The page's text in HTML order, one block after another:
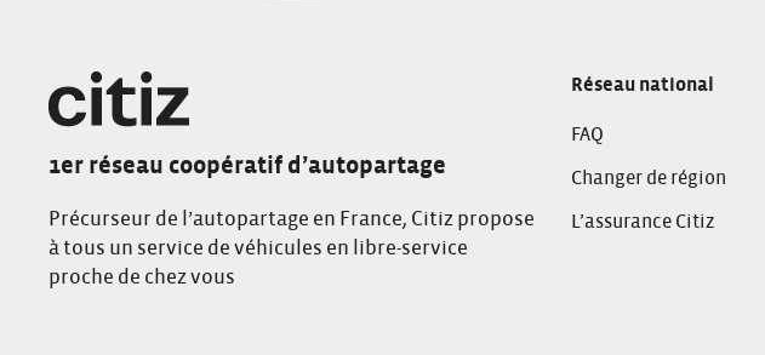
1er réseau coopératif d’autopartage
Précurseur de l’autopartage en France, Citiz propose
à tous un service de véhicules en libre-service
proche de chez vous
Réseau national
FAQ
Changer de région
L’assurance Citiz